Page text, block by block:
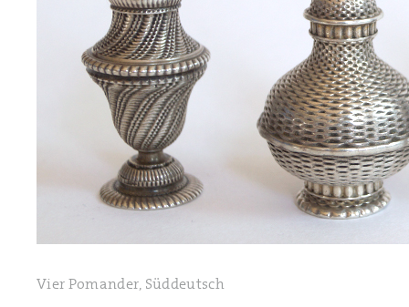
Vier Pomander, Süddeutsch